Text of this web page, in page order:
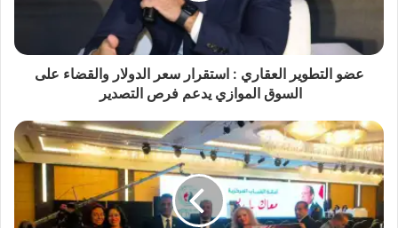
عضو التطوير العقاري : استقرار سعر الدولار والقضاء على
السوق الموازي يدعم فرص التصدير